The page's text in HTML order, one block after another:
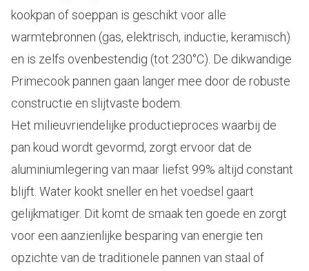
kookpan of soeppan is geschikt voor alle
warmtebronnen (gas, elektrisch, inductie, keramisch)
en is zelfs ovenbestendig (tot 230°C). De dikwandige
Primecook pannen gaan langer mee door de robuste
constructie en slijtvaste bodem.
Het milieuvriendelijke productieproces waarbij de
pan koud wordt gevormd, zorgt ervoor dat de
aluminiumlegering van maar liefst 99% altijd constant
blijft. Water kookt sneller en het voedsel gaart
gelijkmatiger. Dit komt de smaak ten goede en zorgt
voor een aanzienlijke besparing van energie ten
opzichte van de traditionele pannen van staal of